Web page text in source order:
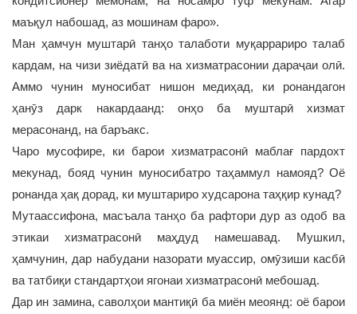
маъқул набошад, аз мошинам фаро».
Ман ҳамчун муштарӣ танҳо талаботи муқаррариро талаб
кардам, на чизи зиёдатӣ ва на хизматрасонии дараҷаи олӣ.
Аммо чунин муносибат нишон медиҳад, ки ронандагон
ҳанӯз дарк накардаанд: онҳо ба муштарӣ хизмат
мерасонанд, на баръакс.
Чаро мусофире, ки барои хизматрасонӣ маблағ пардохт
мекунад, бояд чунин муносибатро таҳаммул намояд? Оё
ронанда ҳақ дорад, ки муштариро худсарона таҳқир кунад?
Мутаассифона, масъала танҳо ба рафтори дур аз одоб ва
этикаи хизматрасонӣ маҳдуд намешавад. Мушкил,
ҳамчунин, дар набудани назорати муассир, омӯзиши касбӣ
ва татбиқи стандартҳои ягонаи хизматрасонӣ мебошад.
Дар ин замина, саволҳои мантиқӣ ба миён меоянд: оё барои